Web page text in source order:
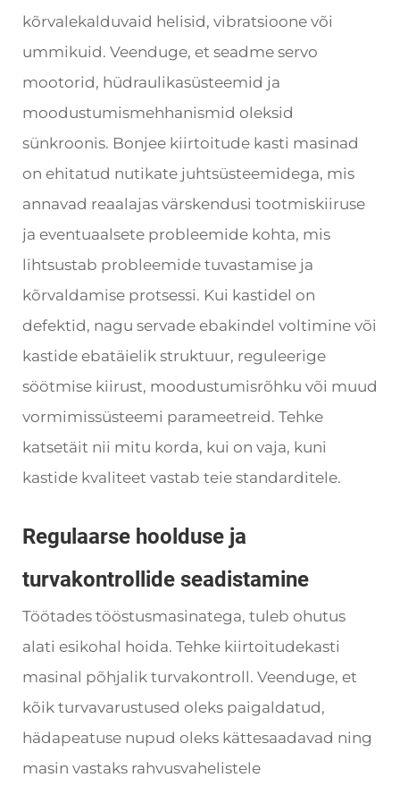
kõrvalekalduvaid helisid, vibratsioone või
ummikuid. Veenduge, et seadme servo
mootorid, hüdraulikasüsteemid ja
moodustumismehhanismid oleksid
sünkroonis. Bonjee kiirtoitude kasti masinad
on ehitatud nutikate juhtsüsteemidega, mis
annavad reaalajas värskendusi tootmiskiiruse
ja eventuaalsete probleemide kohta, mis
lihtsustab probleemide tuvastamise ja
kõrvaldamise protsessi. Kui kastidel on
defektid, nagu servade ebakindel voltimine või
kastide ebatäielik struktuur, reguleerige
söötmise kiirust, moodustumisrõhku või muud
vormimissüsteemi parameetreid. Tehke
katsetäit nii mitu korda, kui on vaja, kuni
kastide kvaliteet vastab teie standarditele.
Regulaarse hoolduse ja
turvakontrollide seadistamine
Töötades tööstusmasinatega, tuleb ohutus
alati esikohal hoida. Tehke kiirtoitudekasti
masinal põhjalik turvakontroll. Veenduge, et
kõik turvavarustused oleks paigaldatud,
hädapeatuse nupud oleks kättesaadavad ning
masin vastaks rahvusvahelistele